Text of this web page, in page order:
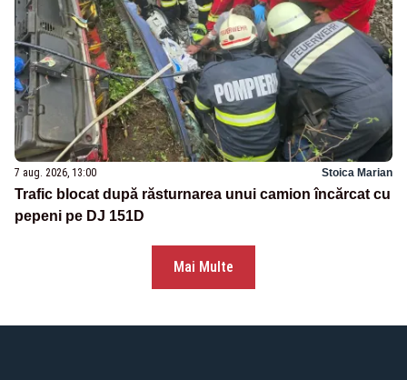
7 aug. 2026, 13:00 Stoica Marian
Trafic blocat după răsturnarea unui camion încărcat cu
pepeni pe DJ 151D
Mai Multe